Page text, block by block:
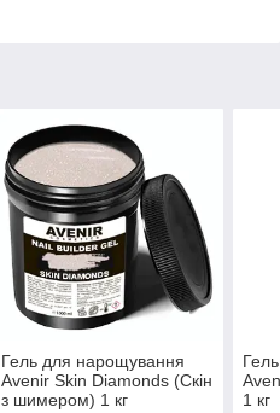
Гель для нарощування
Avenir Skin Diamonds (Скін
з шимером) 1 кг
1 кг